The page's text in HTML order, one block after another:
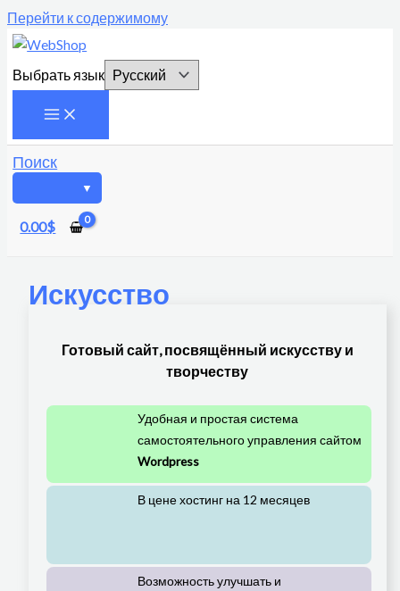
Перейти к содержимому
Выбрать язык
Поиск
0.00$
Искусство
Готовый сайт, посвящённый искусству и
творчеству
Удобная и простая система
самостоятельного управления сайтом
Wordpress
В цене хостинг на 12 месяцев
Возможность улучшать и